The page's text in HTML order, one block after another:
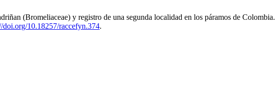
(Bromeliaceae) y registro de una segunda localidad en los páramos de Colombia.
doi.org/10.18257/raccefyn.374.